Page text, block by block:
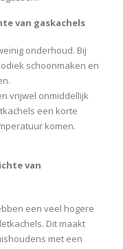
van gaskachels
onderhoud. Bij
schoonmaken en
vrijwel onmiddellijk
een korte
komen.
van
een veel hogere
Dit maakt
met een